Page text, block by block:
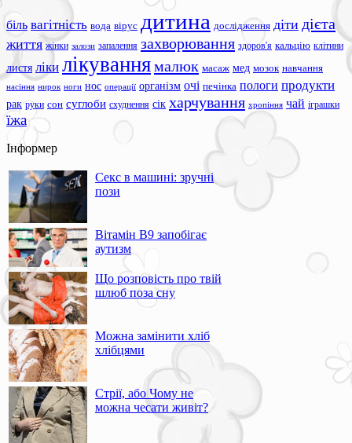
біль вагітність вода вірус дитина дослідження діти дієта
життя жінки залози запалення захворювання здоров'я кальцію клітини
листя ліки лікуваннямалюк масаж мед мозок навчання
насіння нирок ноги нос операції організм очі печінка пологи продукти
рак руки сон суглоби схуднення сік харчування хропіння чай іграшки
їжа
Інформер
Секс в машині: зручні
пози
Вітамін В9 запобігає
аутизм
Що розповість про твій
шлюб поза сну
Можна замінити хліб
хлібцями
Стрії, або Чому не
можна чесати живіт?